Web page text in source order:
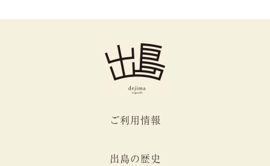
ご利用情報
出島の歴史